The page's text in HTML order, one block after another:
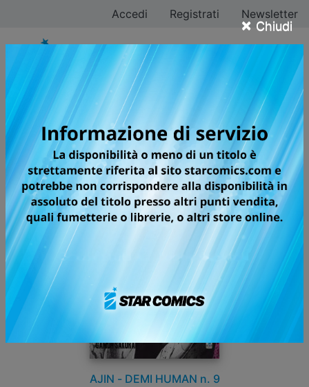
× Chiudi
Accedi Registrati Newsletter
Tutti i fumetti per la
testata POINT BREAK
AJIN - DEMI HUMAN n. 9